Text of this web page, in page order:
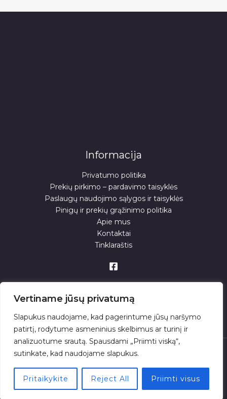
Vertiname jūsų privatumą
Slapukus naudojame, kad pagerintume jūsų naršymo
patirtį, rodytume asmeninius skelbimus ar turinį ir
analizuotume srautą. Spausdami „Priimti viską“,
sutinkate, kad naudojame slapukus.
Pritaikykite Reject All Priimti visus
Informacija
Privatumo politika
Prekių pirkimo – pardavimo taisyklės
Paslaugų naudojimo sąlygos ir taisyklės
Pinigų ir prekių grąžinimo politika
Apie mus
Kontaktai
Tinklaraštis
© 2026 . Powered by